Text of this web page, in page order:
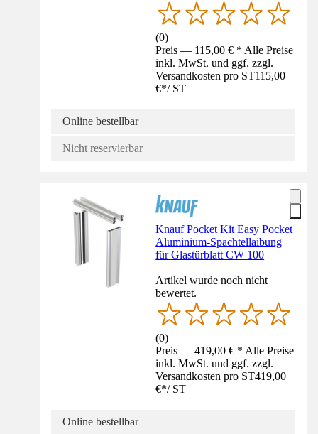
(0)
Preis — 115,00 € * Alle Preise
inkl. MwSt. und ggf. zzgl.
Versandkosten pro ST115,00
€*/ ST
Online bestellbar
Nicht reservierbar
Knauf Pocket Kit Easy Pocket
Aluminium-Spachtellaibung
für Glastürblatt CW 100
Artikel wurde noch nicht
bewertet.
(0)
Preis — 419,00 € * Alle Preise
inkl. MwSt. und ggf. zzgl.
Versandkosten pro ST419,00
€*/ ST
Online bestellbar